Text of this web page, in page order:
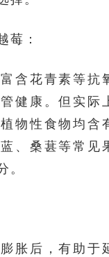
：
花青素等抗
健康。但实际
物性食物均含
、桑葚等常见
。
后，有助于